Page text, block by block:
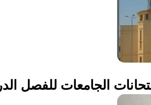
الجامعات للفصل